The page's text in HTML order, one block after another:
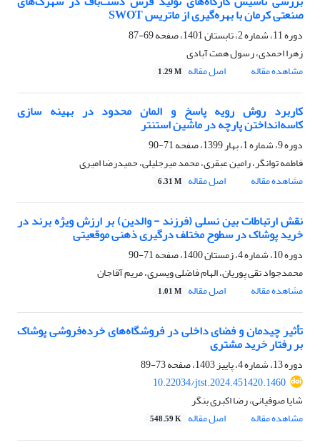
صنعتی کرمان با بهره‌گیری از ماتریس SWOT
دوره 11، شماره 2، تابستان 1401، صفحه
69-87
زهرا احمدی، رسول همت آبادی
مشاهده مقاله
اصل مقاله 1.29 M
کاربرد روش رویه پاسخ و المان محدود در بهینه سازی
کاسه‌انداختن پارچه در ماشین استنتر
دوره 9، شماره 1، بهار 1399، صفحه
71-90
فاطمه توانگر، رامین عبقری، محمد میرجلیلی، حمیدرضا امیری
مشاهده مقاله
اصل مقاله 6.31 M
نقش ارتباطات بین نسلی (فرزند - والدین) بر ارزش ویژه برند در
خرید پوشاک در سطوح مختلف درگیری ذهنی موقعیتی
دوره 10، شماره 4، زمستان 1400، صفحه
71-90
محمدجواد تقی پوریان، الهام فاضلی ویسری، مریم آقاجان
مشاهده مقاله
اصل مقاله 1.01 M
تأثیر چیدمان و فضای داخلی در فروشگاه‌های خرده‌فروشی پوشاک
بر رفتار خرید مشتری
دوره 13، شماره 4، پاییز 1403، صفحه
73-89
10.22034/jtst.2024.451420.1460
شایا صوفیانی، رضا اکبری بنگر
مشاهده مقاله
اصل مقاله 548.59 K